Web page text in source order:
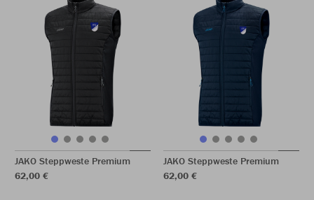
JAKO Steppweste Premium
62,00 €
JAKO Steppweste Premium
62,00 €